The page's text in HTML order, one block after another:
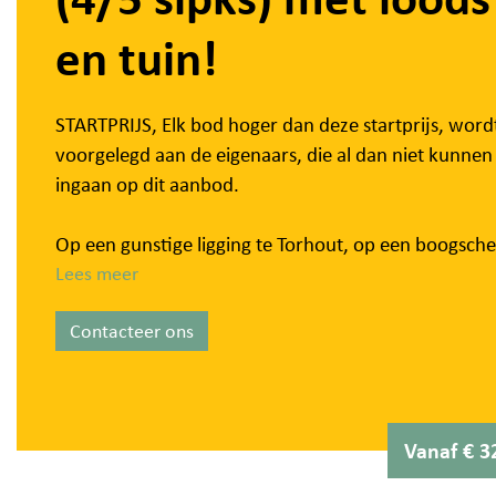
en tuin!
STARTPRIJS, Elk bod hoger dan deze startprijs,
voorgelegd aan de eigenaars, die al dan niet kunnen
ingaan op dit aanbod.
Op een gunstige ligging te Torhout, op een
van het centrum en diverse invalswegen, treffen we
instapklare gezinswoning met loods en tuin aan. Deze
eigendom is ingeplant op een mooi perceel van ca.
We treden de woning binnen via de inkomhal. Deze
laatste biedt rechtstreeks toegang tot de lichtrijke
Lees meer
Contacteer ons
Vanaf €